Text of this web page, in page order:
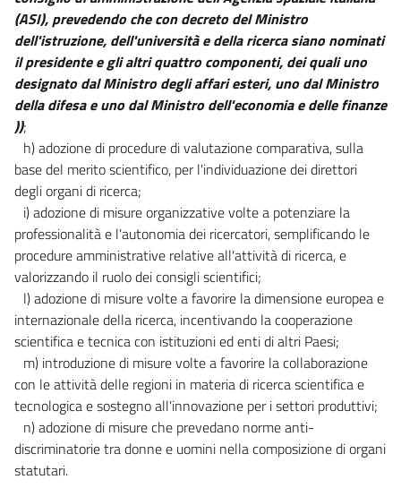
(ASI), prevedendo che con decreto del Ministro
dell'istruzione, dell'università e della ricerca siano nominati
il presidente e gli altri quattro componenti, dei quali uno
designato dal Ministro degli affari esteri, uno dal Ministro
della difesa e uno dal Ministro dell'economia e delle finanze
));
h) adozione di procedure di valutazione comparativa, sulla
base del merito scientifico, per l'individuazione dei direttori
degli organi di ricerca;
i) adozione di misure organizzative volte a potenziare la
professionalità e l'autonomia dei ricercatori, semplificando le
procedure amministrative relative all'attività di ricerca, e
valorizzando il ruolo dei consigli scientifici;
l) adozione di misure volte a favorire la dimensione europea e
internazionale della ricerca, incentivando la cooperazione
scientifica e tecnica con istituzioni ed enti di altri Paesi;
m) introduzione di misure volte a favorire la collaborazione
con le attività delle regioni in materia di ricerca scientifica e
tecnologica e sostegno all'innovazione per i settori produttivi;
n) adozione di misure che prevedano norme anti-
discriminatorie tra donne e uomini nella composizione di organi
statutari.